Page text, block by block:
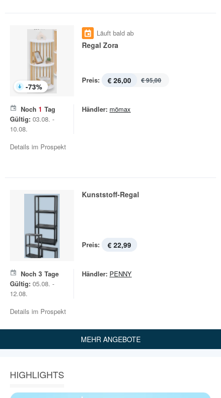
-73%
Läuft bald ab
Regal Zora
Preis: € 26,00 € 95,00
Noch 1 Tag
Gültig: 03.08. -
10.08.
Händler: mömax
Details im Prospekt
Kunststoff-Regal
Preis: € 22,99
Noch 3 Tage
Gültig: 05.08. -
12.08.
Händler: PENNY
Details im Prospekt
MEHR ANGEBOTE
HIGHLIGHTS